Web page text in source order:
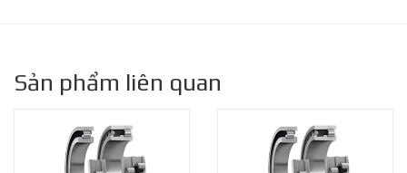
Sản phẩm liên quan